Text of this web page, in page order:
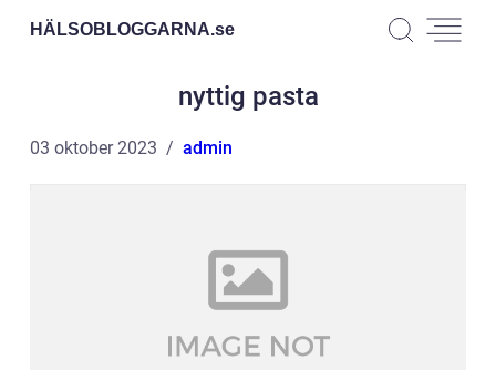
HÄLSOBLOGGARNA.se
nyttig pasta
03 oktober 2023 admin